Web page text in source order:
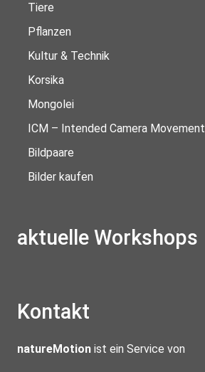
Tiere
Pflanzen
Kultur & Technik
Korsika
Mongolei
ICM – Intended Camera Movement
Bildpaare
Bilder kaufen
aktuelle Workshops
Kontakt
natureMotion ist ein Service von